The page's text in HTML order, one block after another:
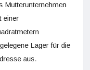
Mutterunternehmen
einer
Lager für die
aus.